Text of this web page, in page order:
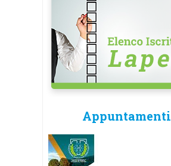
Appuntamenti